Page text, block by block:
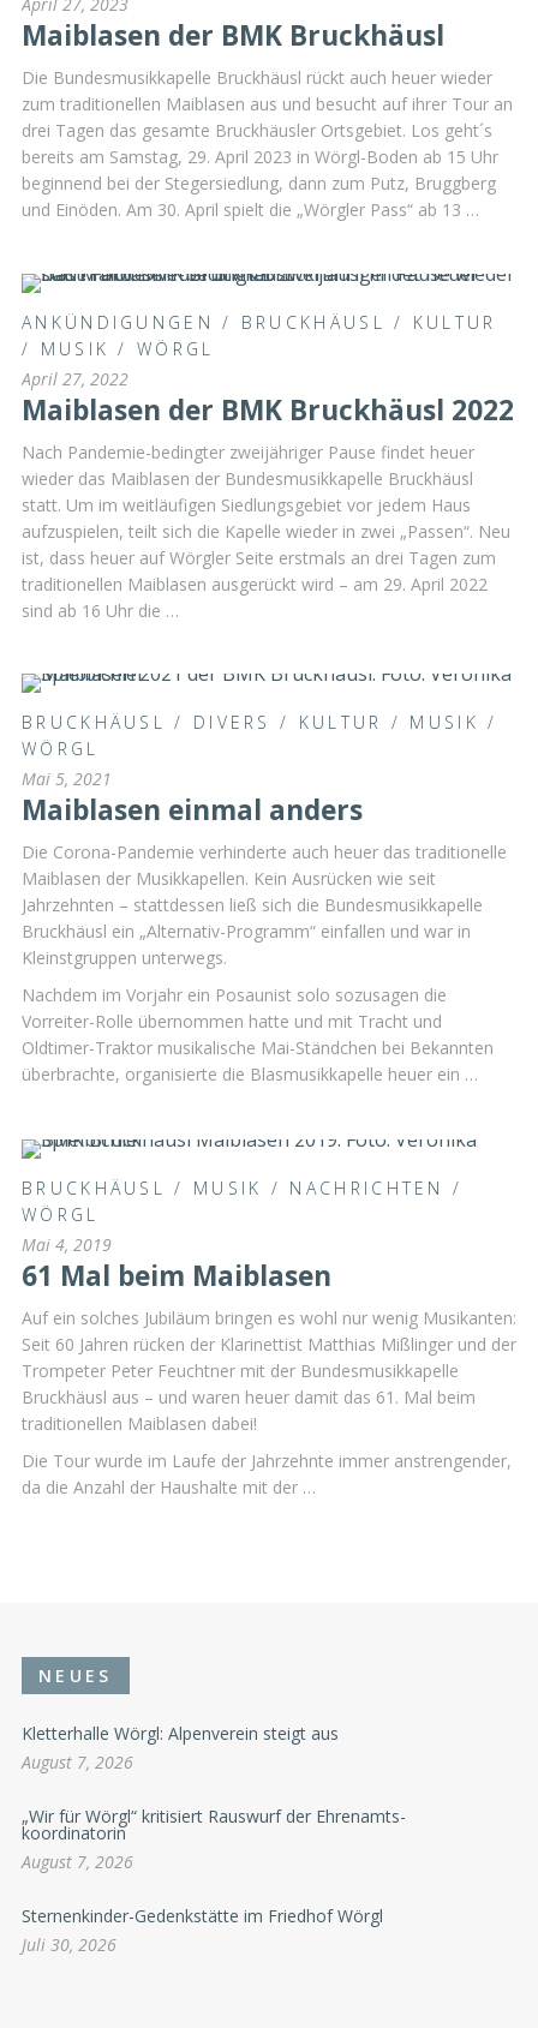
Maiblasen der BMK Bruckhäusl
Die Bundesmusikkapelle Bruckhäusl rückt auch heuer wieder
zum traditionellen Maiblasen aus und besucht auf ihrer Tour an
drei Tagen das gesamte Bruckhäusler Ortsgebiet. Los geht´s
bereits am Samstag, 29. April 2023 in Wörgl-Boden ab 15 Uhr
beginnend bei der Stegersiedlung, dann zum Putz, Bruggberg
und Einöden. Am 30. April spielt die „Wörgler Pass“ ab 13 …
ANKÜNDIGUNGEN / BRUCKHÄUSL / KULTUR
/ MUSIK /WÖRGL
April 27, 2022
Maiblasen der BMK Bruckhäusl 2022
Nach Pandemie-bedingter zweijähriger Pause findet heuer
wieder das Maiblasen der Bundesmusikkapelle Bruckhäusl
statt. Um im weitläufigen Siedlungsgebiet vor jedem Haus
aufzuspielen, teilt sich die Kapelle wieder in zwei „Passen“. Neu
ist, dass heuer auf Wörgler Seite erstmals an drei Tagen zum
traditionellen Maiblasen ausgerückt wird – am 29. April 2022
sind ab 16 Uhr die …
BRUCKHÄUSL / DIVERS / KULTUR / MUSIK /
WÖRGL
Mai 5, 2021
Maiblasen einmal anders
Die Corona-Pandemie verhinderte auch heuer das traditionelle
Maiblasen der Musikkapellen. Kein Ausrücken wie seit
Jahrzehnten – stattdessen ließ sich die Bundesmusikkapelle
Bruckhäusl ein „Alternativ-Programm“ einfallen und war in
Kleinstgruppen unterwegs.
Nachdem im Vorjahr ein Posaunist solo sozusagen die
Vorreiter-Rolle übernommen hatte und mit Tracht und
Oldtimer-Traktor musikalische Mai-Ständchen bei Bekannten
überbrachte, organisierte die Blasmusikkapelle heuer ein …
BRUCKHÄUSL / MUSIK / NACHRICHTEN
/
WÖRGL
Mai 4, 2019
61 Mal beim Maiblasen
Auf ein solches Jubiläum bringen es wohl nur wenig Musikanten:
Seit 60 Jahren rücken der Klarinettist Matthias Mißlinger und der
Trompeter Peter Feuchtner mit der Bundesmusikkapelle
Bruckhäusl aus – und waren heuer damit das 61. Mal beim
traditionellen Maiblasen dabei!
Die Tour wurde im Laufe der Jahrzehnte immer anstrengender,
da die Anzahl der Haushalte mit der …
NEUES
Kletterhalle Wörgl: Alpenverein steigt aus
August 7, 2026
„Wir für Wörgl“ kritisiert Rauswurf der Ehrenamts-
koordinatorin
August 7, 2026
Sternenkinder-Gedenkstätte im Friedhof Wörgl
Juli 30, 2026